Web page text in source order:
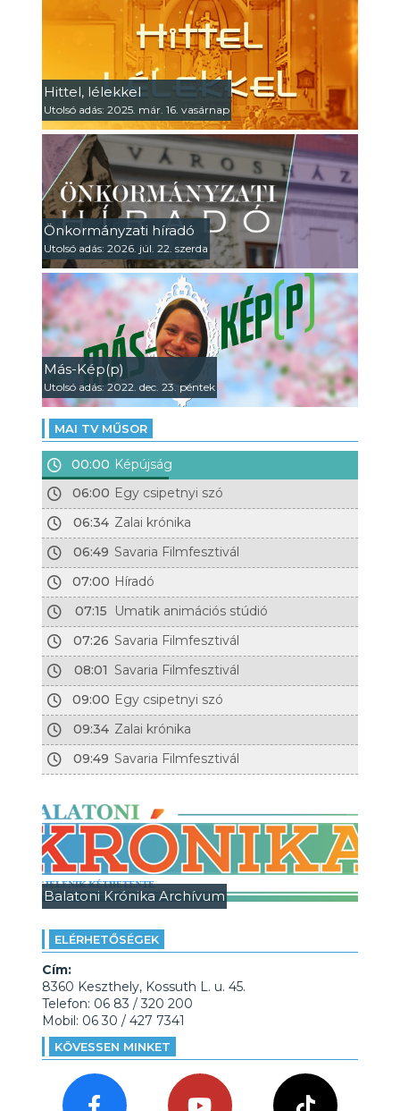
Hittel, lélekkel
Utolsó adás: 2025. már. 16. vasárnap
Önkormányzati híradó
Utolsó adás: 2026. júl. 22. szerda
Más-Kép(p)
Utolsó adás: 2022. dec. 23. péntek
MAI TV MŰSOR
00:00 Képújság
06:00 Egy csipetnyi szó
06:34 Zalai krónika
06:49 Savaria Filmfesztivál
07:00 Híradó
07:15
Umatik animációs stúdió
07:26 Savaria Filmfesztivál
08:01 Savaria Filmfesztivál
09:00 Egy csipetnyi szó
09:34 Zalai krónika
09:49 Savaria Filmfesztivál
Balatoni Krónika Archívum
ELÉRHETŐSÉGEK
Cím:
8360 Keszthely, Kossuth L. u. 45.
Telefon: 06 83 / 320 200
Mobil: 06 30 / 427 7341
KÖVESSEN MINKET